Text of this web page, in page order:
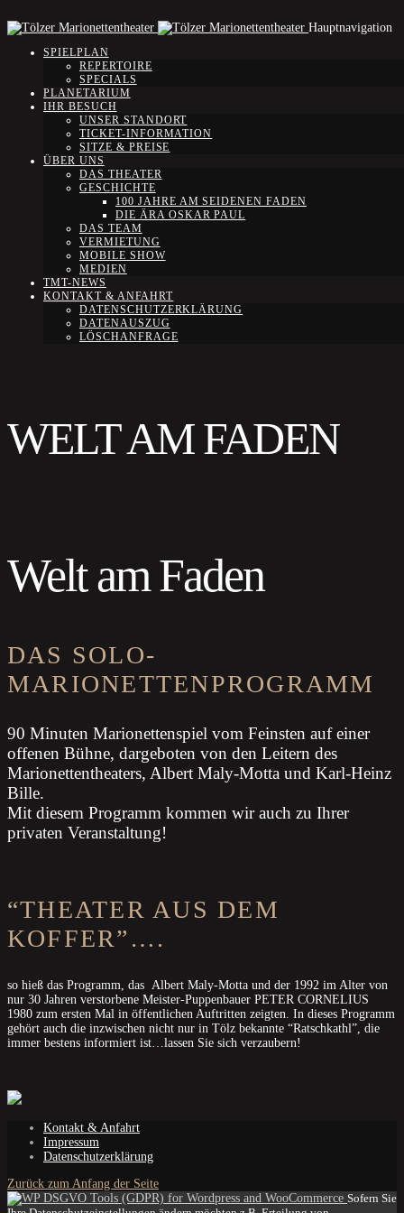
Hauptnavigation
SPIELPLAN
REPERTOIRE
SPECIALS
PLANETARIUM
IHR BESUCH
UNSER STANDORT
TICKET-INFORMATION
SITZE & PREISE
ÜBER UNS
DAS THEATER
GESCHICHTE
100 JAHRE AM SEIDENEN FADEN
DIE ÄRA OSKAR PAUL
DAS TEAM
VERMIETUNG
MOBILE SHOW
MEDIEN
TMT-NEWS
KONTAKT & ANFAHRT
DATENSCHUTZERKLÄRUNG
DATENAUSZUG
LÖSCHANFRAGE
WELT AM FADEN
Welt am Faden
DAS SOLO-
MARIONETTENPROGRAMM
90 Minuten Marionettenspiel vom Feinsten auf einer
offenen Bühne, dargeboten von den Leitern des
Marionettentheaters, Albert Maly-Motta und Karl-Heinz
Bille.
Mit diesem Programm kommen wir auch zu Ihrer
privaten Veranstaltung!
“THEATER AUS DEM
KOFFER”….
so hieß das Programm, das Albert Maly-Motta und der 1992 im Alter von
nur 30 Jahren verstorbene Meister-Puppenbauer PETER CORNELIUS
1980 zum ersten Mal in öffentlichen Auftritten zeigten. In dieses Programm
gehört auch die inzwischen nicht nur in Tölz bekannte “Ratschkathl”, die
immer bestens informiert ist…lassen Sie sich verzaubern!
Kontakt & Anfahrt
Impressum
Datenschutzerklärung
Zurück zum Anfang der Seite
Sofern Sie